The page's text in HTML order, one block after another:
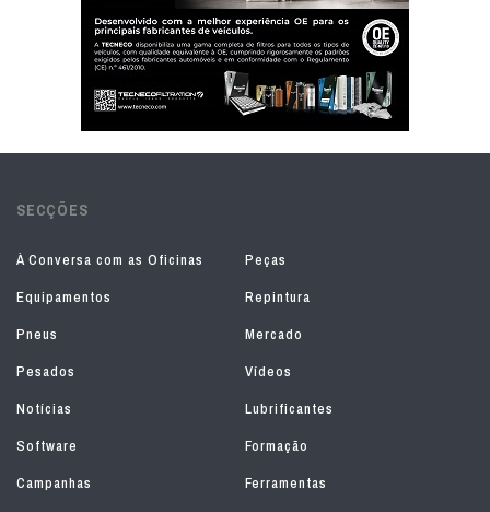
SECÇÕES
À Conversa com as Oficinas
Peças
Equipamentos
Repintura
Pneus
Mercado
Pesados
Vídeos
Notícias
Lubrificantes
Software
Formação
Campanhas
Ferramentas